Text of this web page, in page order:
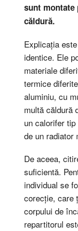
sunt
căldură.
Explicația
identice. Ele
materiale
termice
aluminiu, cu
multă căldură
un calorifer
de un radiator
De aceea,
suficientă.
individual se
corecție, care
corpului de
repartitorul